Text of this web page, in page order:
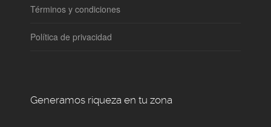
Términos y condiciones
Política de privacidad
Generamos riqueza en tu zona